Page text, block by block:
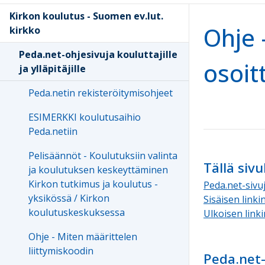
Ohje
Tällä
Peda.net-
Sisäisen
Ulkoisen
Kirkon koulutus - Suomen ev.lut.
kirkko
Peda.net-ohjesivuja kouluttajille
ja ylläpitäjille
Peda.netin rekisteröitymisohjeet
ESIMERKKI koulutusaihio
Peda.netiin
Pelisäännöt - Koulutuksiin valinta
ja koulutuksen keskeyttäminen
Kirkon tutkimus ja koulutus -
yksikössä / Kirkon
koulutuskeskuksessa
Ohje - Miten määrittelen
liittymiskoodin